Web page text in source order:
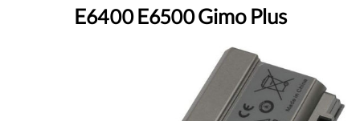
E6400 E6500 Gimo Plus